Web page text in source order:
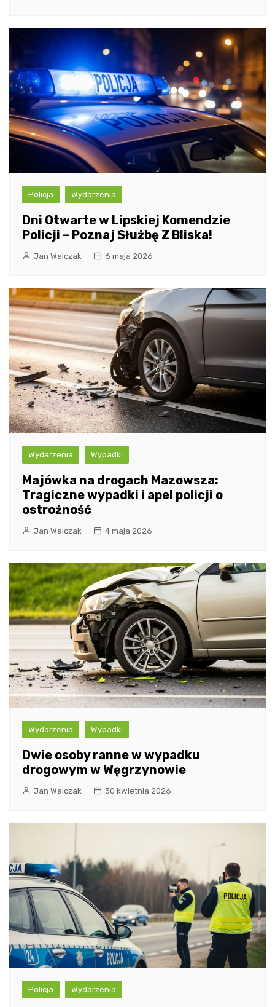
Policja Wydarzenia
Dni Otwarte w Lipskiej Komendzie
Policji – Poznaj Służbę Z Bliska!
Jan Walczak 6 maja 2026
Wydarzenia Wypadki
Majówka na drogach Mazowsza:
Tragiczne wypadki i apel policji o
ostrożność
Jan Walczak 4 maja 2026
Wydarzenia Wypadki
Dwie osoby ranne w wypadku
drogowym w Węgrzynowie
Jan Walczak 30 kwietnia 2026
Policja Wydarzenia